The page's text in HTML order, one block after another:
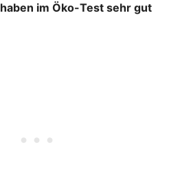
im Öko-Test sehr gut